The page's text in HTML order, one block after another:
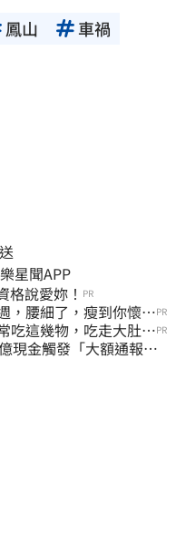
鳳山
車禍
下載娛樂星聞APP
格說愛妳！ PR
，腰細了，瘦到你懷疑PR
吃這幾物，吃走大肚
PR
現金觸發「大額通報」